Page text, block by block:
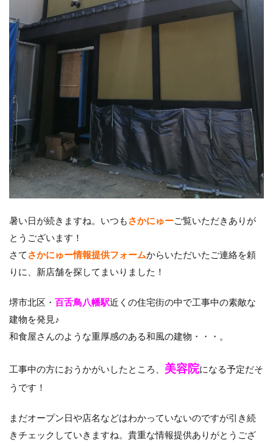
暑い日が続きますね。いつも さかにゅーご覧いただきありが
とうございます！
さて さかにゅー情報提供フォームからいただいたご連絡を頼
りに、新店舗を探してまいりました！
堺市北区・ 百舌鳥八幡駅近くの住宅街の中で工事中の素敵な
建物を発見♪
和食屋さんのような重厚感のある和風の建物・・・。
工事中の方におうかがいしたところ、 美容院になる予定だそ
うです！
まだオープン日や店名などはわかっていないのですが引き続
きチェックしていきますね。貴重な情報提供ありがとうござ